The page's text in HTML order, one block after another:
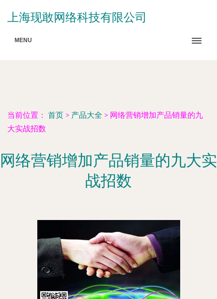
上海现敢网络科技有限公司
MENU
当前位置： 首页 > 产品大全 > 网络营销增加产品销量的九
大实战招数
网络营销增加产品销量的九大实
战招数